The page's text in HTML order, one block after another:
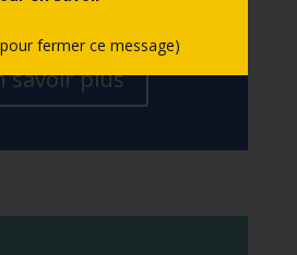
fermer ce message)
savoir plus